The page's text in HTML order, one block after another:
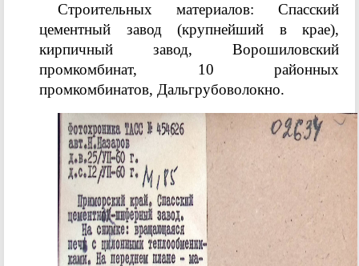
Строительных материалов: Спасский
цементный завод (крупнейший в крае),
кирпичный завод, Ворошиловский
промкомбинат, 10 районных
промкомбинатов, Дальгрубоволокно.